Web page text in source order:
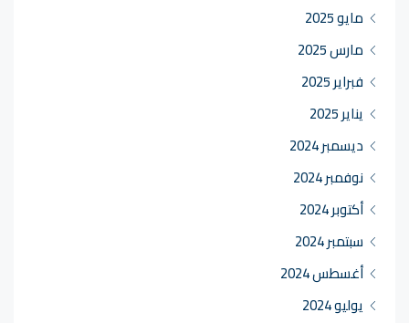
مايو 2025
مارس 2025
فبراير 2025
يناير 2025
ديسمبر 2024
نوفمبر 2024
أكتوبر 2024
سبتمبر 2024
أغسطس 2024
يوليو 2024